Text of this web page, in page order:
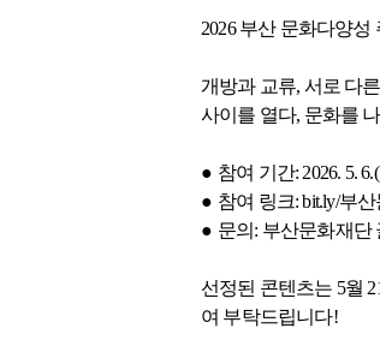
2026 부산 문화다양
개방과 교류, 서로 다
사이를 열다, 문화를
● 참여 기간: 2026. 5.
● 참여 링크: bit.ly/부
● 문의: 부산문화재단
선정된 콘텐츠는 5월
여 부탁드립니다!